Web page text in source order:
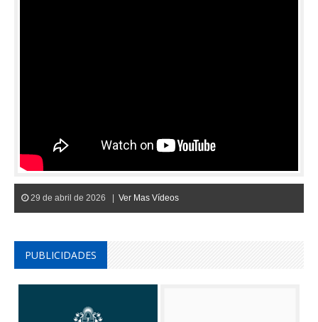
29 de abril de 2026 | Ver Mas Vídeos
PUBLICIDADES